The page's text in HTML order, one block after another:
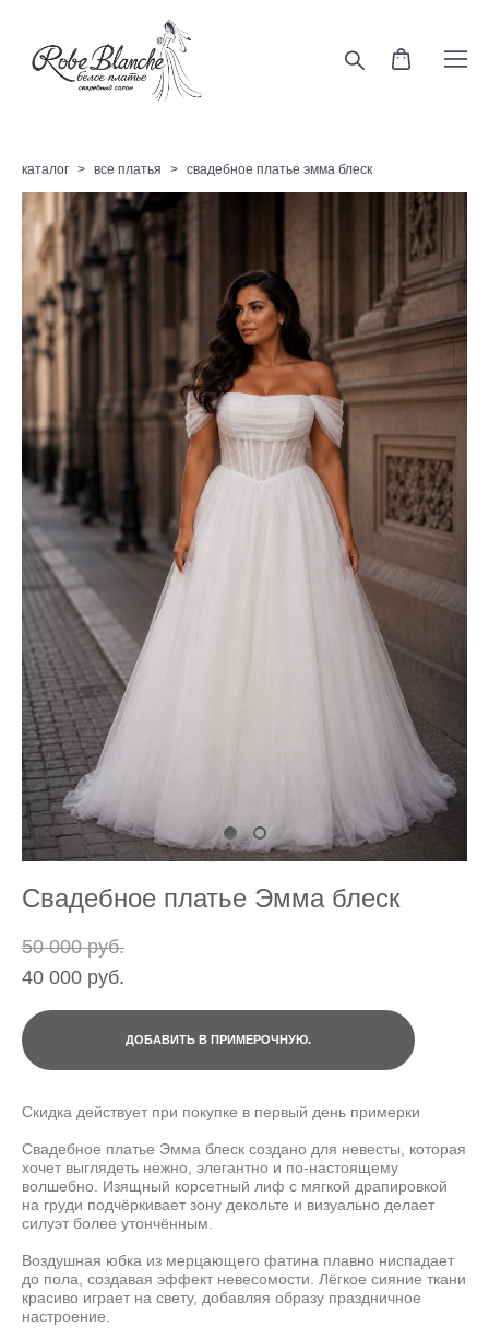
каталог > все платья > свадебное платье эмма блеск
Свадебное платье Эмма блеск
50 000 pуб.
40 000 pуб.
ДОБАВИТЬ В ПРИМЕРОЧНУЮ.
Скидка действует при покупке в первый день примерки
Свадебное платье Эмма блеск создано для невесты, которая
хочет выглядеть нежно, элегантно и по-настоящему
волшебно. Изящный корсетный лиф с мягкой драпировкой
на груди подчёркивает зону декольте и визуально делает
силуэт более утончённым.
Воздушная юбка из мерцающего фатина плавно ниспадает
до пола, создавая эффект невесомости. Лёгкое сияние ткани
красиво играет на свету, добавляя образу праздничное
настроение.